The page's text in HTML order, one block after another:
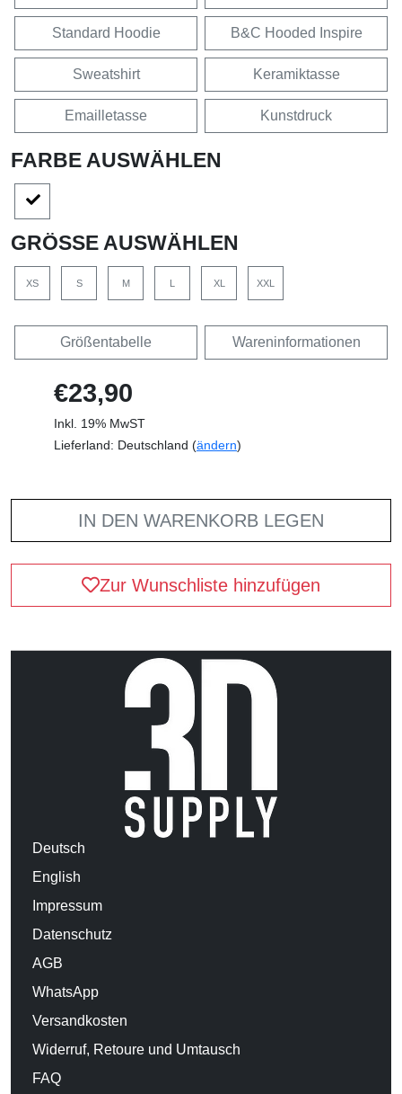
Standard Hoodie B&C Hooded Inspire
Sweatshirt Keramiktasse
Emailletasse Kunstdruck
FARBE AUSWÄHLEN
GRÖSSE AUSWÄHLEN
XS S M L XL XXL
Größentabelle Wareninformationen
€23,90
Inkl. 19% MwST
Lieferland: Deutschland (ändern)
IN DEN WARENKORB LEGEN
Zur Wunschliste hinzufügen
Deutsch
English
Impressum
Datenschutz
AGB
WhatsApp
Versandkosten
Widerruf, Retoure und Umtausch
FAQ